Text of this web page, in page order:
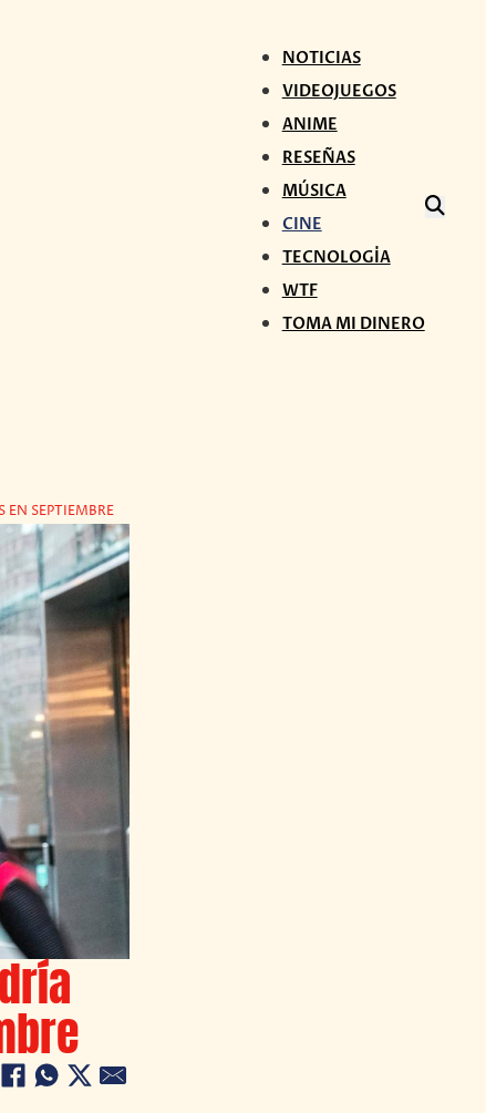
NOTICIAS
VIDEOJUEGOS
ANIME
RESEÑAS
MÚSICA
CINE
TECNOLOGÍA
WTF
TOMA MI DINERO
SEPTIEMBRE